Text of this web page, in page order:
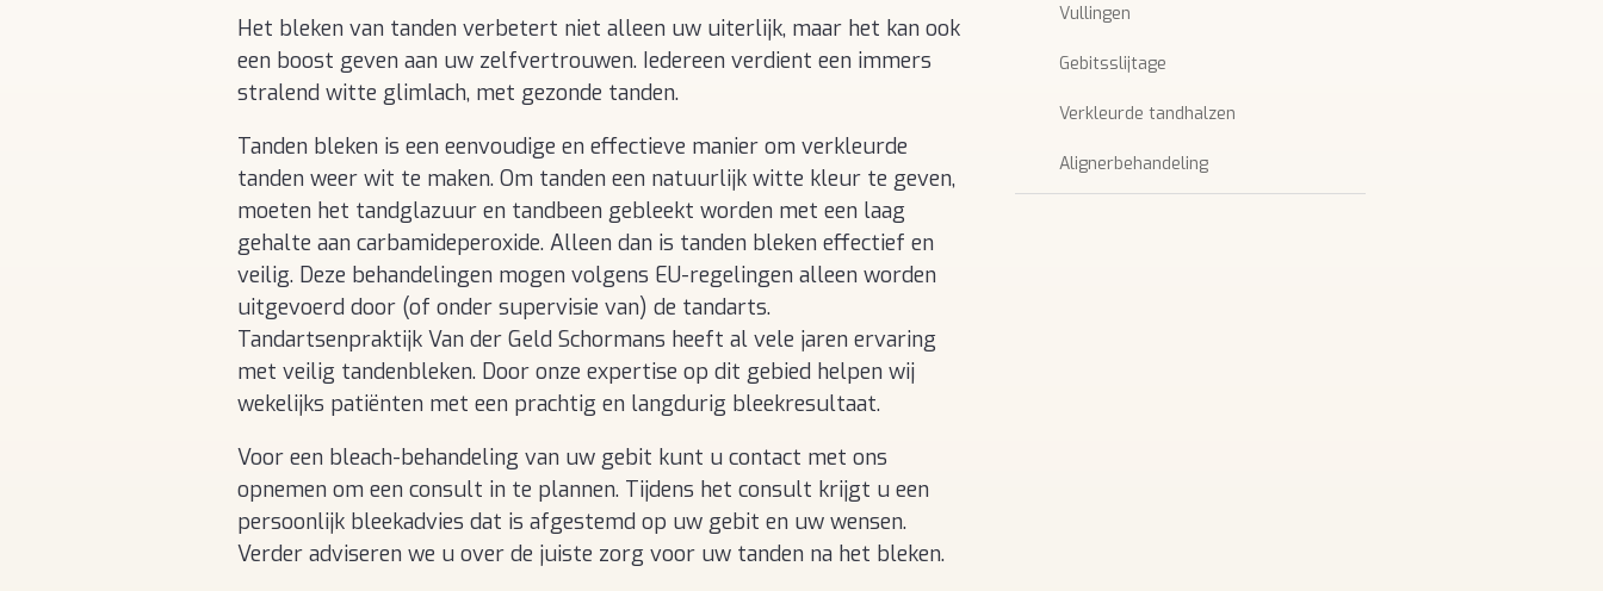
Het bleken van tanden verbetert niet alleen uw uiterlijk, maar het kan ook
een boost geven aan uw zelfvertrouwen. Iedereen verdient een immers
stralend witte glimlach, met gezonde tanden.
Tanden bleken is een eenvoudige en effectieve manier om verkleurde
tanden weer wit te maken. Om tanden een natuurlijk witte kleur te geven,
moeten het tandglazuur en tandbeen gebleekt worden met een laag
gehalte aan carbamideperoxide. Alleen dan is tanden bleken effectief en
veilig. Deze behandelingen mogen volgens EU-regelingen alleen worden
uitgevoerd door (of onder supervisie van) de tandarts.
Tandartsenpraktijk Van der Geld Schormans heeft al vele jaren ervaring
met veilig tandenbleken. Door onze expertise op dit gebied helpen wij
wekelijks patiënten met een prachtig en langdurig bleekresultaat.
Voor een bleach-behandeling van uw gebit kunt u contact met ons
opnemen om een consult in te plannen. Tijdens het consult krijgt u een
persoonlijk bleekadvies dat is afgestemd op uw gebit en uw wensen.
Verder adviseren we u over de juiste zorg voor uw tanden na het bleken.
Vullingen
Gebitsslijtage
Verkleurde tandhalzen
Alignerbehandeling